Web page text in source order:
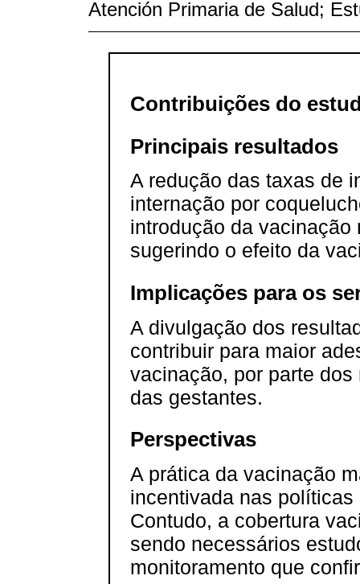
Atención Primaria de Salud;
Contribuições do
Principais resultados
A redução das taxas de
internação por
introdução da
sugerindo o efeito da
Implicações para os
A divulgação dos
contribuir para maior
vacinação, por parte
das gestantes.
Perspectivas
A prática da vacinação
incentivada nas
Contudo, a cobertura
sendo necessários
monitoramento que